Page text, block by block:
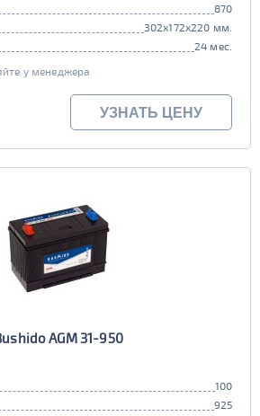
870
302x172x220 мм.
24 мес.
у менеджера
УЗНАТЬ ЦЕНУ
AGM 31-950
100
925